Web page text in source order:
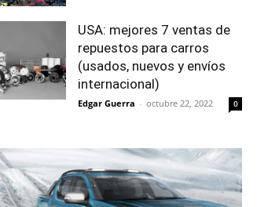
USA: mejores 7 ventas de
repuestos para carros
(usados, nuevos y envíos
internacional)
Edgar Guerra - octubre 22, 2022 0